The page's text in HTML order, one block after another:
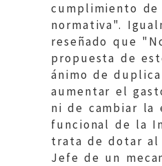
cumplimiento
normativa".
reseñado que
propuesta de
ánimo de
aumentar el
ni de cambiar la
funcional de la
trata de dotar al
Jefe de un